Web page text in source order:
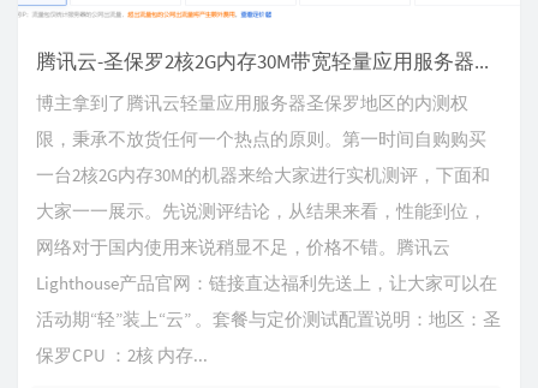
腾讯云-圣保罗2核2G内存30M带宽轻量应用服务器抢先测评
博主拿到了腾讯云轻量应用服务器圣保罗地区的内测权
限，秉承不放货任何一个热点的原则。第一时间自购购买
一台2核2G内存30M的机器来给大家进行实机测评，下面和
大家一一展示。先说测评结论，从结果来看，性能到位，
网络对于国内使用来说稍显不足，价格不错。腾讯云
Lighthouse产品官网：链接直达福利先送上，让大家可以在
活动期“轻”装上“云” 。套餐与定价测试配置说明：地区：圣
保罗CPU ：2核 内存...